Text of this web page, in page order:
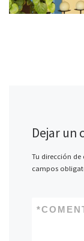
Dejar un
Tu dirección
campos
*